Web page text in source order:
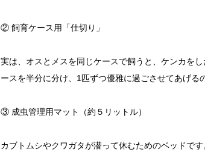
② 飼育ケース用「仕切り」
実は、オスとメスを同じケースで飼うと、ケンカを
ースを半分に分け、1匹ずつ優雅に過ごさせてあげる
③ 成虫管理用マット（約５リットル）
カブトムシやクワガタが潜って休むためのベッドで